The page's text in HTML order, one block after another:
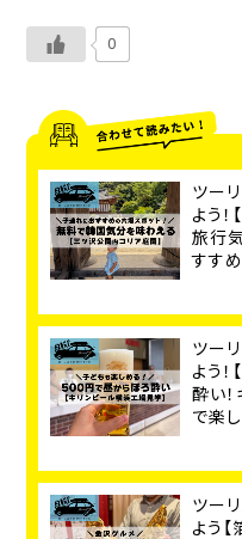
0
ツー
よう
旅行
すす
ツー
よう
酔い
で楽
ツー
よう